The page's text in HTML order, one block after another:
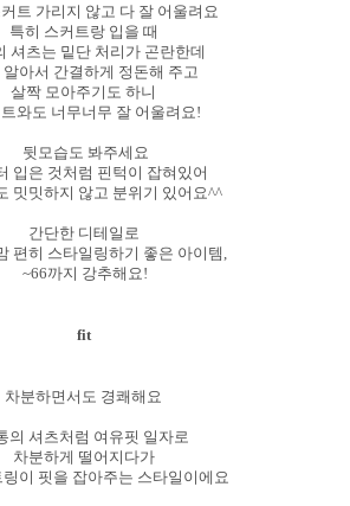
트 가리지 않고 다 잘 어울려요
특히 스커트랑 입을 때
셔츠는 밑단 처리가 곤란한데
알아서 간결하게 정돈해 주고
살짝 모아주기도 하니
와도 너무너무 잘 어울려요!
뒷모습도 봐주세요
입은 것처럼 핀턱이 잡혀있어
밋밋하지 않고 분위기 있어요^^
간단한 디테일로
편히 스타일링하기 좋은 아이템,
~66까지 강추해요!
fit
차분하면서도 경쾌해요
의 셔츠처럼 여유핏 일자로
차분하게 떨어지다가
링이 핏을 잡아주는 스타일이에요